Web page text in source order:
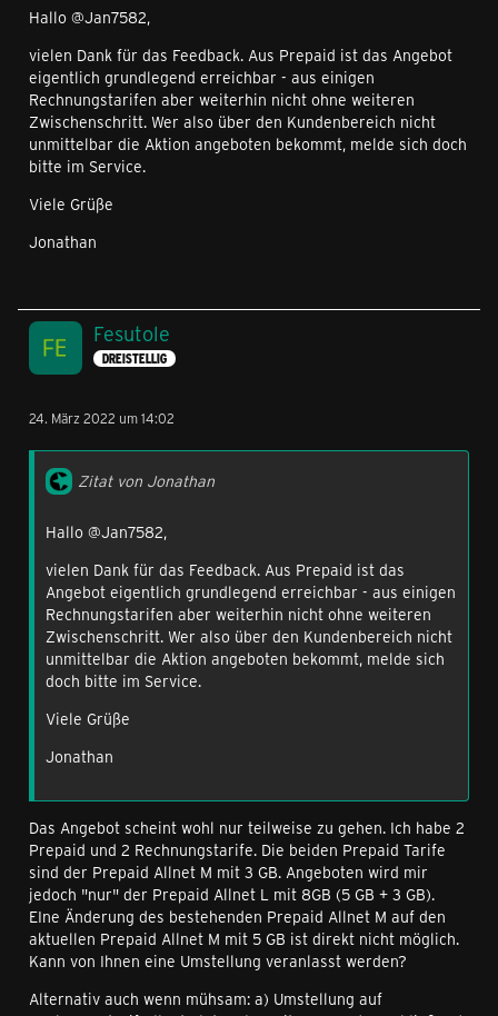
Hallo @Jan7582,
vielen Dank für das Feedback. Aus Prepaid ist das Angebot
eigentlich grundlegend erreichbar - aus einigen
Rechnungstarifen aber weiterhin nicht ohne weiteren
Zwischenschritt. Wer also über den Kundenbereich nicht
unmittelbar die Aktion angeboten bekommt, melde sich doch
bitte im Service.
Viele Grüße
Jonathan
Fesutole
DREISTELLIG
24. März 2022 um 14:02
Zitat von Jonathan
Hallo @Jan7582,
vielen Dank für das Feedback. Aus Prepaid ist das
Angebot eigentlich grundlegend erreichbar - aus einigen
Rechnungstarifen aber weiterhin nicht ohne weiteren
Zwischenschritt. Wer also über den Kundenbereich nicht
unmittelbar die Aktion angeboten bekommt, melde sich
doch bitte im Service.
Viele Grüße
Jonathan
Das Angebot scheint wohl nur teilweise zu gehen. Ich habe 2
Prepaid und 2 Rechnungstarife. Die beiden Prepaid Tarife
sind der Prepaid Allnet M mit 3 GB. Angeboten wird mir
jedoch "nur" der Prepaid Allnet L mit 8GB (5 GB + 3 GB).
EIne Änderung des bestehenden Prepaid Allnet M auf den
aktuellen Prepaid Allnet M mit 5 GB ist direkt nicht möglich.
Kann von Ihnen eine Umstellung veranlasst werden?
Alternativ auch wenn mühsam: a) Umstellung auf